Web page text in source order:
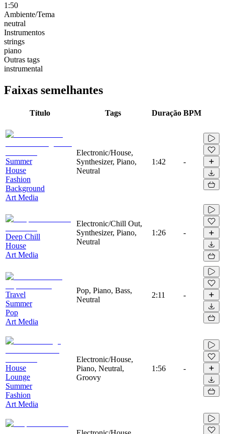
1:50
Ambiente/Tema
neutral
Instrumentos
strings
piano
Outras tags
instrumental
Faixas semelhantes
Título Tags Duração BPM
Summer
House
Fashion
Background
Art Media
Electronic/House,
Synthesizer, Piano,
Neutral
1:42 -
Deep Chill
House
Art Media
Electronic/Chill Out,
Synthesizer, Piano,
Neutral
1:26 -
Travel
Summer
Pop
Art Media
Pop, Piano, Bass,
Neutral
2:11 -
House
Lounge
Summer
Fashion
Art Media
Electronic/House,
Piano, Neutral,
Groovy
1:56 -